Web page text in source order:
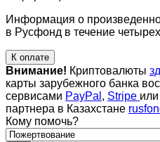
Информация о
в Русфонд в течение
К оплате
Внимание! Криптовалюты
карты зарубежного банка
сервисами PayPal , Stripe
партнера в Казахстане
Кому помочь?